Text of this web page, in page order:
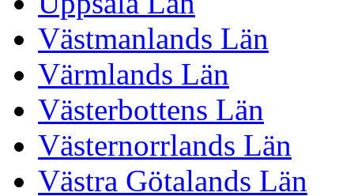
Västmanlands Län
Värmlands Län
Västerbottens Län
Västernorrlands Län
Västra Götalands Län